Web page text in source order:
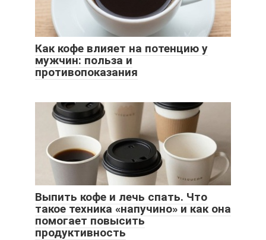
Как кофе влияет на потенцию у
мужчин: польза и
противопоказания
Выпить кофе и лечь спать. Что
такое техника «напучино» и как она
помогает повысить
продуктивность